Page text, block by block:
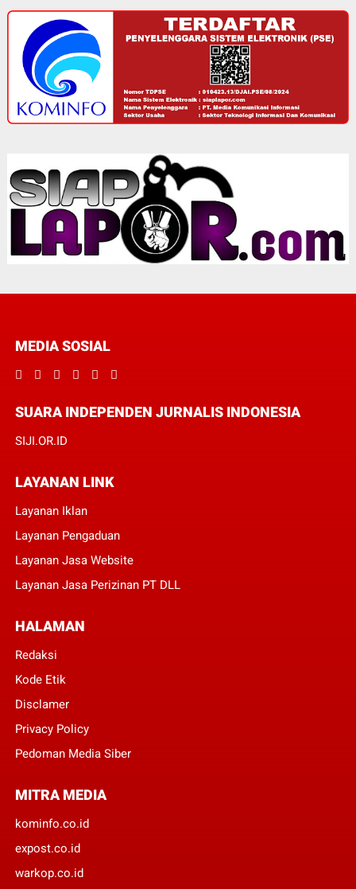
MEDIA SOSIAL
SUARA INDEPENDEN JURNALIS INDONESIA
SIJI.OR.ID
LAYANAN LINK
Layanan Iklan
Layanan Pengaduan
Layanan Jasa Website
Layanan Jasa Perizinan PT DLL
HALAMAN
Redaksi
Kode Etik
Disclamer
Privacy Policy
Pedoman Media Siber
MITRA MEDIA
kominfo.co.id
expost.co.id
warkop.co.id